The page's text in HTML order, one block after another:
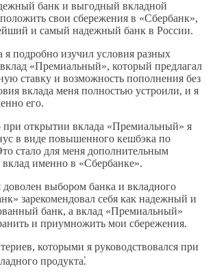
банк и выгодный вкладной
свои сбережения в «Сбербанк»,
и самый надежный банк в России.
я подробно изучил условия разных
«Премиальный», который предлагал
ставку и возможность пополнения без
вклада меня полностью устроили, и я
его.
при открытии вклада «Премиальный» я
в виде повышенного кешбэка по
стало для меня дополнительным
именно в «Сбербанке».
доволен выбором банка и вкладного
зарекомендовал себя как надежный и
банк, а вклад «Премиальный»
и приумножить мои сбережения.
которыми я руководствовался при
продукта⁚